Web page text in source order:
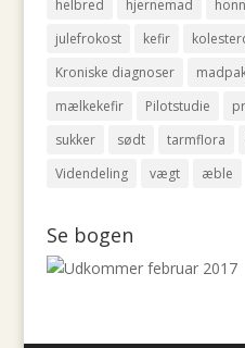
helbred
hjernemad
julefrokost
kefir
Kroniske diagnoser
mælkekefir
Pilotstudie
sukker
sødt tarmflora
Videndeling
vægt æble
Se bogen